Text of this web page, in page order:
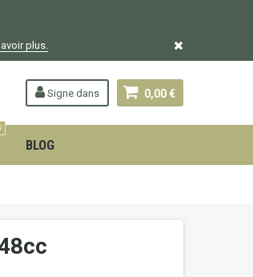
plus.
0,00 €
Signe dans
BLOG